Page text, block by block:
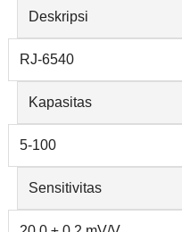
Deskripsi
RJ-6540
Kapasitas
5-100
Sensitivitas